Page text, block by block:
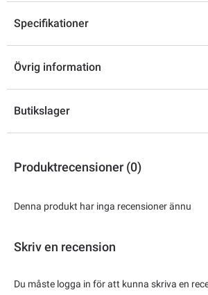
Specifikationer
Övrig information
Butikslager
Produktrecensioner (0)
Denna produkt har inga recensioner ännu
Skriv en recension
Du måste logga in för att kunna skriva en